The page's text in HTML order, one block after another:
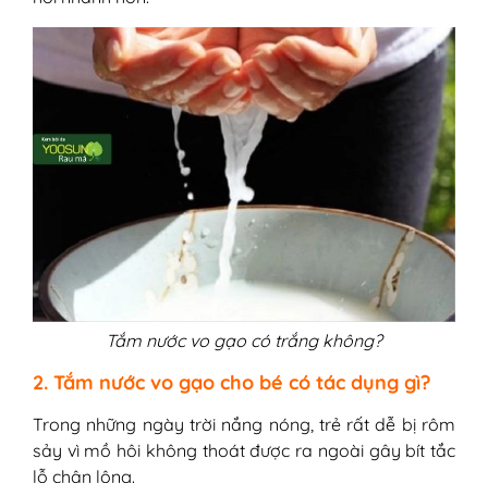
Tắm nước vo gạo có trắng không?
2. Tắm nước vo gạo cho bé có tác dụng gì?
Trong những ngày trời nắng nóng, trẻ rất dễ bị rôm
sảy vì mồ hôi không thoát được ra ngoài gây bít tắc
lỗ chân lông.